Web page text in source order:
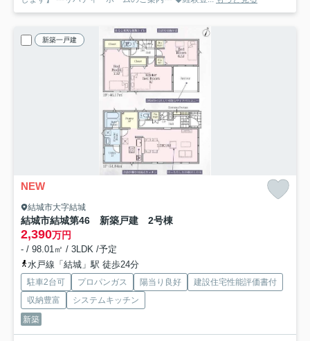
新築一戸建
NEW
結城市大字結城
結城市結城第46 新築戸建 2号棟
2,390万円
- / 98.01㎡ / 3LDK /予定
水戸線「結城」駅 徒歩24分
駐車2台可 プロパンガス 陽当り良好
建設住宅性能評価書付
収納豊富
システムキッチン
新築